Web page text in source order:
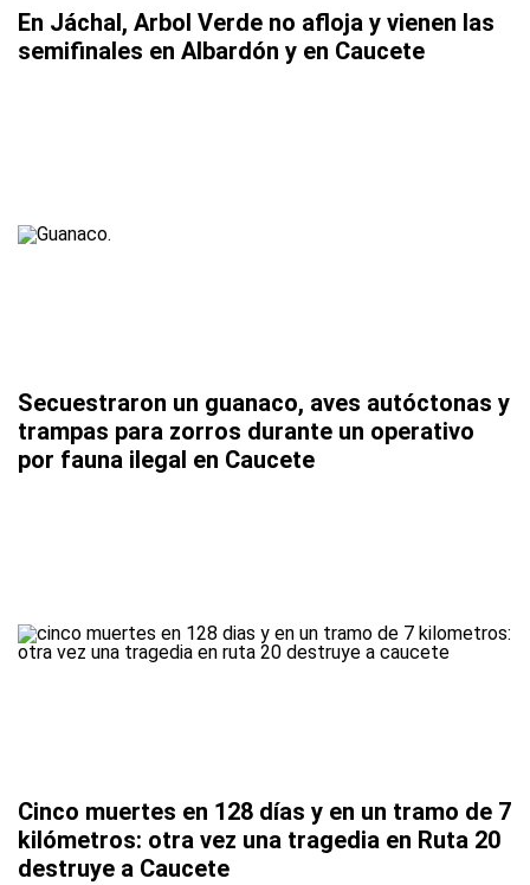
En Jáchal, Arbol Verde no afloja y vienen las
semifinales en Albardón y en Caucete
Secuestraron un guanaco, aves autóctonas y
trampas para zorros durante un operativo
por fauna ilegal en Caucete
Cinco muertes en 128 días y en un tramo de 7
kilómetros: otra vez una tragedia en Ruta 20
destruye a Caucete